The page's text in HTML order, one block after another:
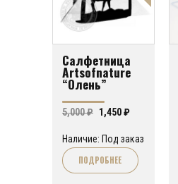
Салфетница
Artsofnature
“Олень”
5,000₽ Первоначальная
составляла
5,000 ₽.
1,450₽Текущая
1,450 ₽.
Наличие: Под заказ
ПОДРОБНЕЕ